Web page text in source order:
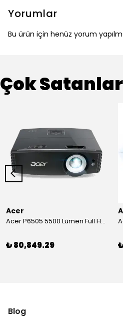
Yorumlar
Bu ürün için henüz yorum
Çok Satanlar
Acer
Acer P6505 5500 Lümen Full HD Toplantı Odası Projeksiyonu
₺ 80,849.29
Blog